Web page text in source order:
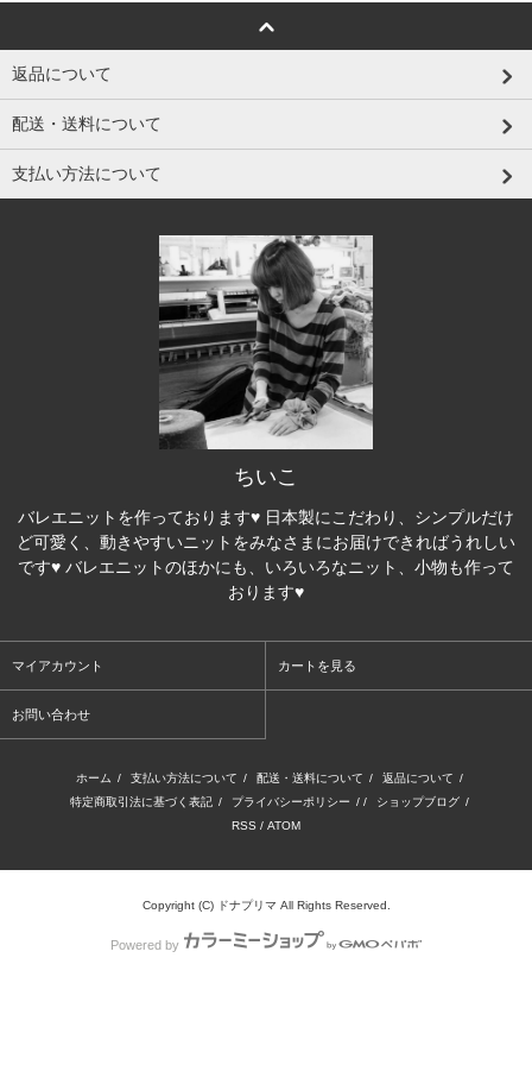
返品について
配送・送料について
支払い方法について
ちいこ
バレエニットを作っております♥ 日本製にこだわり、シンプルだけ
ど可愛く、動きやすいニットをみなさまにお届けできればうれしい
です♥ バレエニットのほかにも、いろいろなニット、小物も作って
おります♥
マイアカウント カートを見る
お問い合わせ
ホーム / 支払い方法について / 配送・送料について / 返品について /
特定商取引法に基づく表記 / プライバシーポリシー / / ショップブログ /
RSS / ATOM
Copyright (C) ドナプリマ All Rights Reserved.
Powered by